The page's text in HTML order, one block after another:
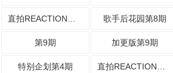
歌手后花园第8期
第9期 加更版第9期
特别企划第4期